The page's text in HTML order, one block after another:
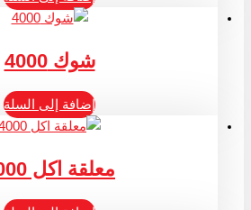
شوك 4000
إضافة إلى السلة
معلقة اكل 4000